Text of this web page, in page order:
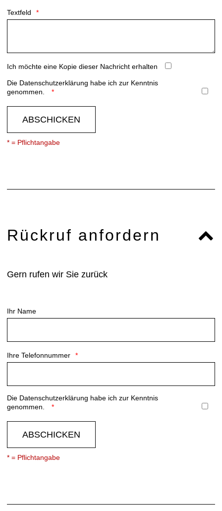
Textfeld
Ich möchte eine Kopie dieser Nachricht erhalten
Die Datenschutzerklärung habe ich zur Kenntnis
genommen.
ABSCHICKEN
* = Pflichtangabe
Rückruf anfordern
Gern rufen wir Sie zurück
Ihr Name
Ihre Telefonnummer
Die Datenschutzerklärung habe ich zur Kenntnis
genommen.
ABSCHICKEN
* = Pflichtangabe